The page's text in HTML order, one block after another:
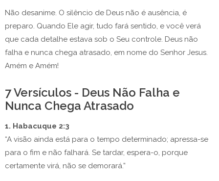
Não desanime. O silêncio de Deus não é ausência, é
preparo. Quando Ele agir, tudo fará sentido, e você verá
que cada detalhe estava sob o Seu controle. Deus não
falha e nunca chega atrasado, em nome do Senhor Jesus.
Amém e Amém!
7 Versículos - Deus Não Falha e
Nunca Chega Atrasado
1. Habacuque 2:3
“A visão ainda está para o tempo determinado; apressa-se
para o fim e não falhará. Se tardar, espera-o, porque
certamente virá, não se demorará.”